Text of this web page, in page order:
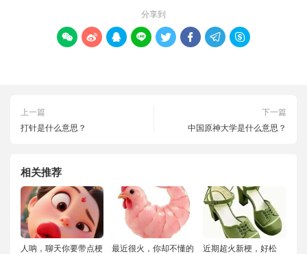
分享到
       
上一篇
打针是什么意思？
下一篇
中国原神大学是什么意思？
相关推荐
人呐，聊天你要带点梗
最近很火，你却不懂的
近期超火新梗，好松